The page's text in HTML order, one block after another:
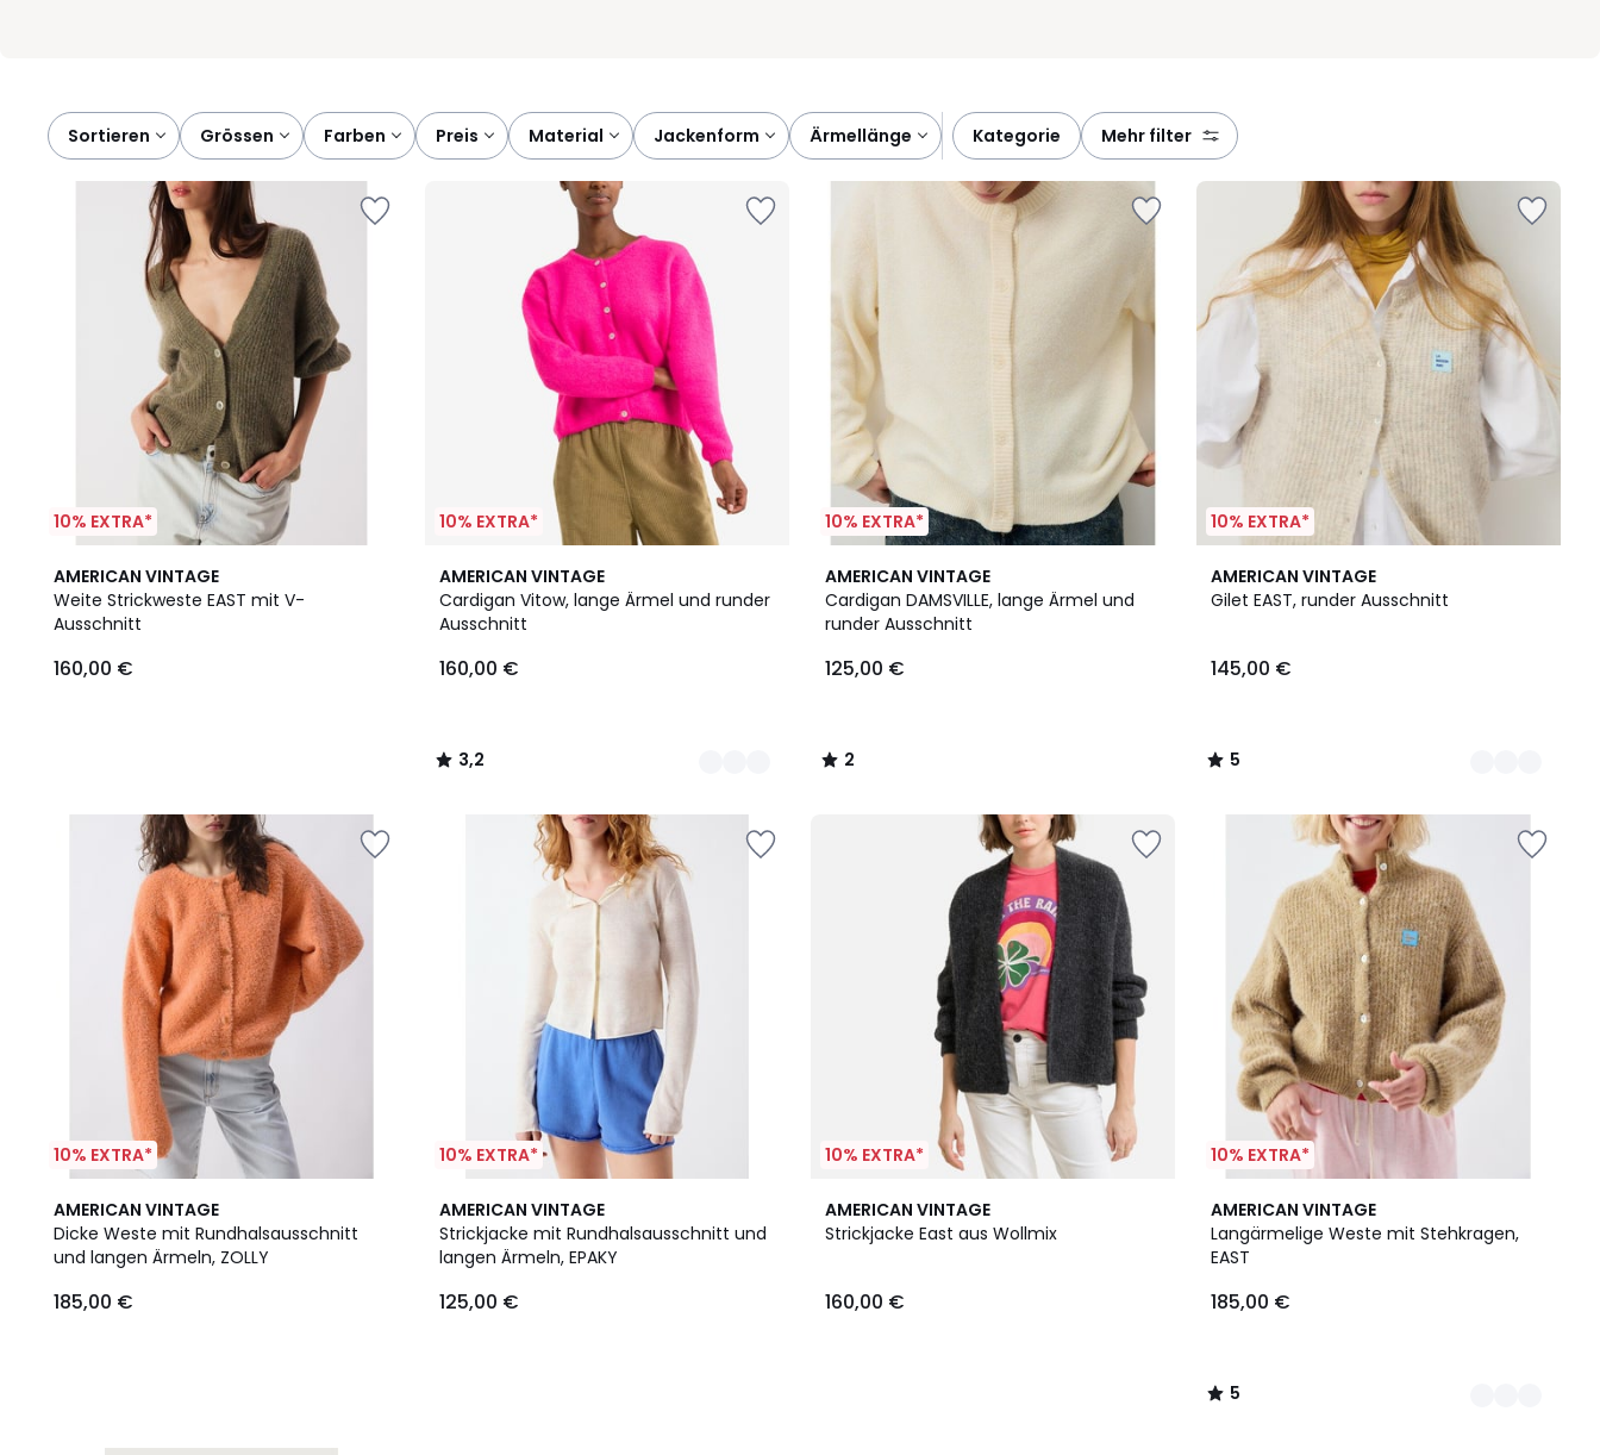
Sortieren grössen farben preis material jackenform ärmellänge kategorie mehr filter
10% EXTRA*
AMERICAN VINTAGE
Weite Strickweste EAST mit V-
Ausschnitt
€.
160,00 €
10% EXTRA*
AMERICAN VINTAGE
Cardigan Vitow, lange Ärmel und runder
Ausschnitt
160,00 €
3,2
/ 5
5
Farben
3,2
/
10% EXTRA*
AMERICAN VINTAGE
Cardigan DAMSVILLE, lange Ärmel und
runder Ausschnitt
125,00 €
2
/
5
2
/
10% EXTRA*
AMERICAN VINTAGE
Gilet EAST, runder Ausschnitt
145,00 €
5
/
4
Farben
5
/
10% EXTRA*
AMERICAN VINTAGE
Dicke Weste mit Rundhalsausschnitt
und langen Ärmeln, ZOLLY
185,00 €
10% EXTRA*
AMERICAN VINTAGE
Strickjacke mit Rundhalsausschnitt und
langen Ärmeln, EPAKY
125,00 €
10% EXTRA*
AMERICAN VINTAGE
Strickjacke East aus Wollmix
160,00 €
10% EXTRA*
AMERICAN VINTAGE
Langärmelige Weste mit Stehkragen,
EAST
185,00 €
5
/
5
2
Farben
5
/